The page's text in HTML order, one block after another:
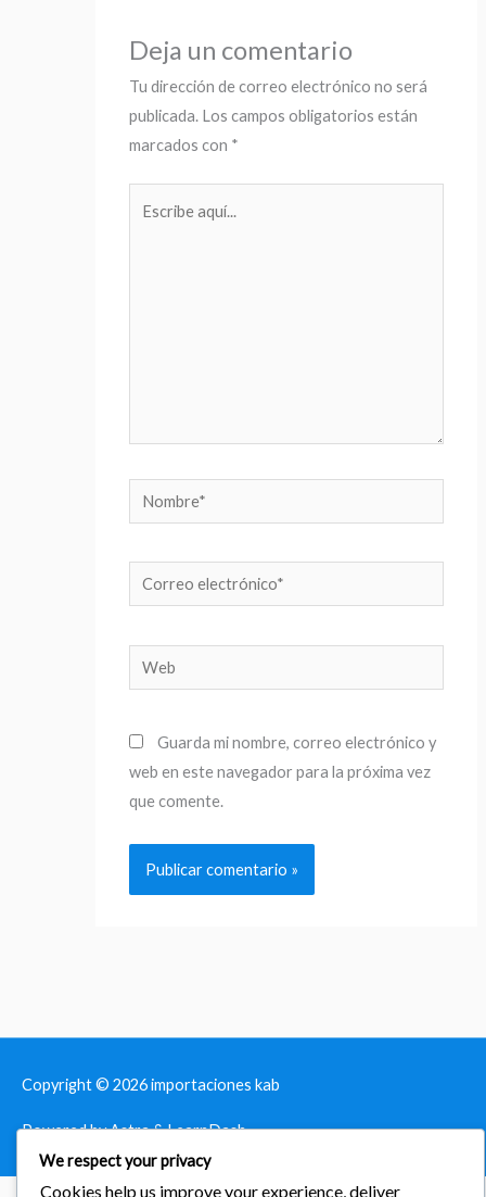
Deja un comentario
Tu dirección de correo electrónico no será
publicada. Los campos obligatorios están
marcados con *
Nombre*
Correo
electrónico*
Web
Guarda mi nombre, correo electrónico y
web en este navegador para la próxima vez
que comente.
Copyright © 2026importaciones kab
Powered by Astra & LearnDash
We respect your privacy
Cookies help us improve your experience, deliver